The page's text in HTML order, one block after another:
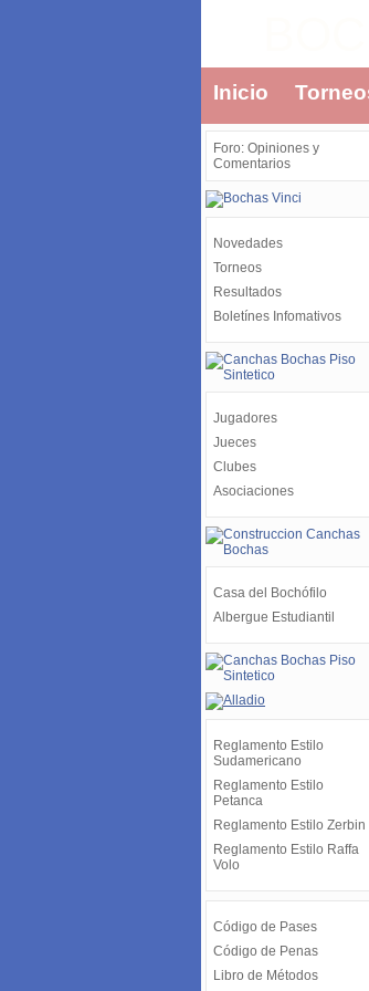
Inicio
Foro: Opiniones y
Comentarios
Novedades
Torneos
Resultados
Boletínes Infomativos
Jugadores
Jueces
Clubes
Asociaciones
Casa del Bochófilo
Albergue Estudiantil
Reglamento Estilo
Sudamericano
Reglamento Estilo
Petanca
Reglamento Estilo Zerbin
Reglamento Estilo Raffa
Volo
Código de Pases
Código de Penas
Libro de Métodos